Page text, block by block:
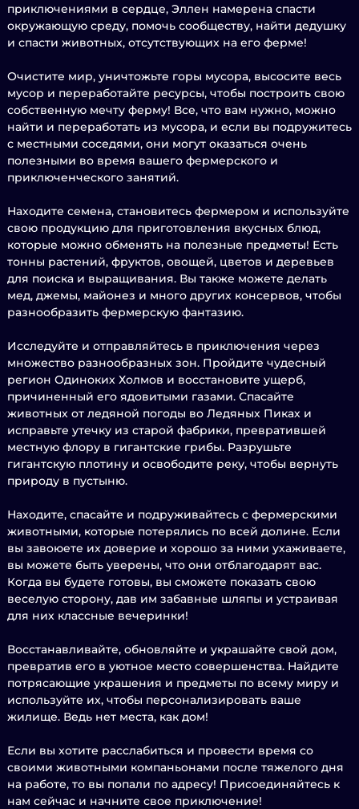
приключениями в сердце, Эллен намерена спасти
окружающую среду, помочь сообществу, найти дедушку
и спасти животных, отсутствующих на его ферме!
Очистите мир, уничтожьте горы мусора, высосите весь
мусор и переработайте ресурсы, чтобы построить свою
собственную мечту ферму! Все, что вам нужно, можно
найти и переработать из мусора, и если вы подружитесь
с местными соседями, они могут оказаться очень
полезными во время вашего фермерского и
приключенческого занятий.
Находите семена, становитесь фермером и используйте
свою продукцию для приготовления вкусных блюд,
которые можно обменять на полезные предметы! Есть
тонны растений, фруктов, овощей, цветов и деревьев
для поиска и выращивания. Вы также можете делать
мед, джемы, майонез и много других консервов, чтобы
разнообразить фермерскую фантазию.
Исследуйте и отправляйтесь в приключения через
множество разнообразных зон. Пройдите чудесный
регион Одиноких Холмов и восстановите ущерб,
причиненный его ядовитыми газами. Спасайте
животных от ледяной погоды во Ледяных Пиках и
исправьте утечку из старой фабрики, превратившей
местную флору в гигантские грибы. Разрушьте
гигантскую плотину и освободите реку, чтобы вернуть
природу в пустыню.
Находите, спасайте и подруживайтесь с фермерскими
животными, которые потерялись по всей долине. Если
вы завоюете их доверие и хорошо за ними ухаживаете,
вы можете быть уверены, что они отблагодарят вас.
Когда вы будете готовы, вы сможете показать свою
веселую сторону, дав им забавные шляпы и устраивая
для них классные вечеринки!
Восстанавливайте, обновляйте и украшайте свой дом,
превратив его в уютное место совершенства. Найдите
потрясающие украшения и предметы по всему миру и
используйте их, чтобы персонализировать ваше
жилище. Ведь нет места, как дом!
Если вы хотите расслабиться и провести время со
своими животными компаньонами после тяжелого дня
на работе, то вы попали по адресу! Присоединяйтесь к
нам сейчас и начните свое приключение!